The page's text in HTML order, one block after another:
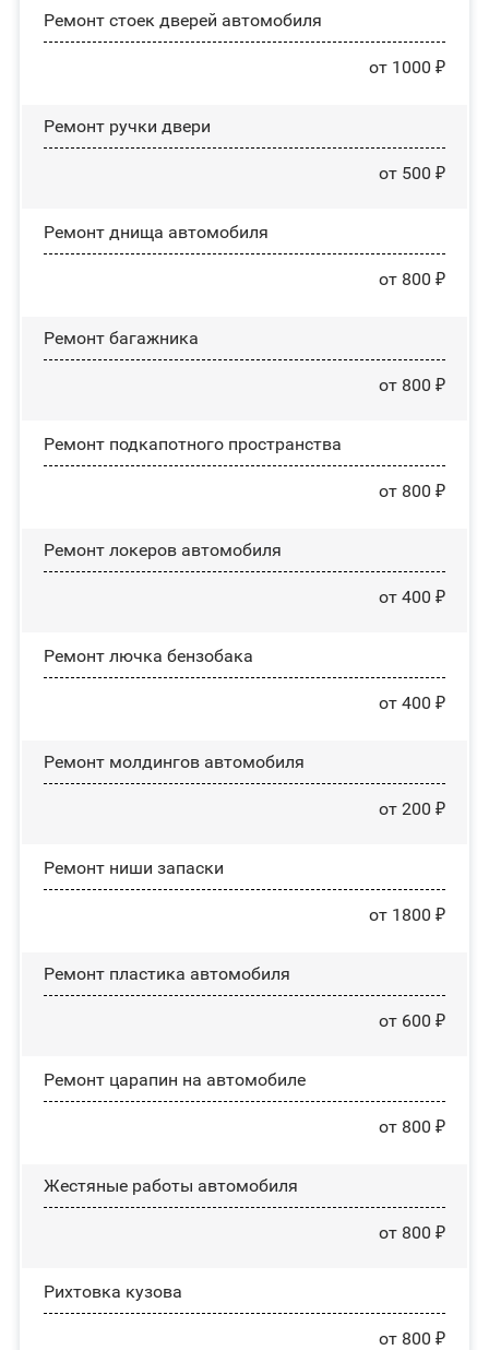
Ремонт стоек дверей автомобиля
от 1000 ₽
Ремонт ручки двери
от 500 ₽
Ремонт днища автомобиля
от 800 ₽
Ремонт багажника
от 800 ₽
Ремонт подкапотного пространства
от 800 ₽
Ремонт лoĸepoв автомобиля
от 400 ₽
Ремонт лючка бензобака
от 400 ₽
Ремонт молдингов автомобиля
от 200 ₽
Ремонт ниши запаски
от 1800 ₽
Ремонт пластика автомобиля
от 600 ₽
Ремонт царапин на автомобиле
от 800 ₽
Жестяные работы автомобиля
от 800 ₽
Рихтовка кузова
от 800 ₽